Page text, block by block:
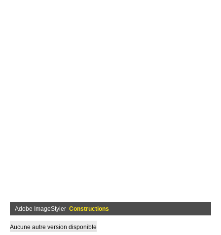
Adobe ImageStyler Constructions
Aucune autre version disponible